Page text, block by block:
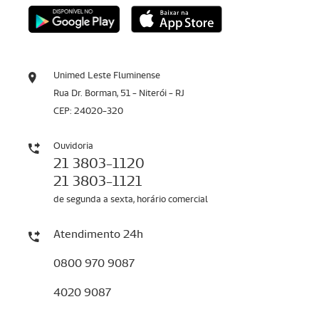
Unimed Leste Fluminense
Rua Dr. Borman, 51 - Niterói - RJ
CEP: 24020-320
Ouvidoria
21 3803-1120
21 3803-1121
de segunda a sexta, horário comercial
Atendimento 24h
0800 970 9087
4020 9087